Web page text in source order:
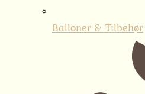
Balloner & Tilbehør